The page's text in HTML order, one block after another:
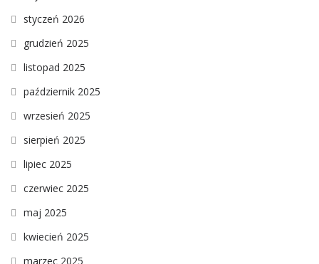
styczeń 2026
grudzień 2025
listopad 2025
październik 2025
wrzesień 2025
sierpień 2025
lipiec 2025
czerwiec 2025
maj 2025
kwiecień 2025
marzec 2025